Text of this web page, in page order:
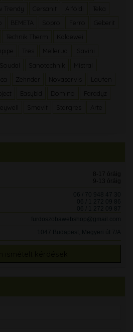
Trendy Cersanit Alföldi
Teka
BEMETA Ferro
Geberit
Technik Therm
Kaldewei
Inpipe Tres Mellerud
Sanotechnik
Mistral
Zehnder Novaservis
Laufen
Smavit Stargres
Arte
8-17 óráig
9-13 óráig
06 / 70 948 47 30
06 / 1 272 09 86
06 / 1 272 09 87
furdoszobawebshop@gmail.com
1047 Budapest, Megyeri út 7/A